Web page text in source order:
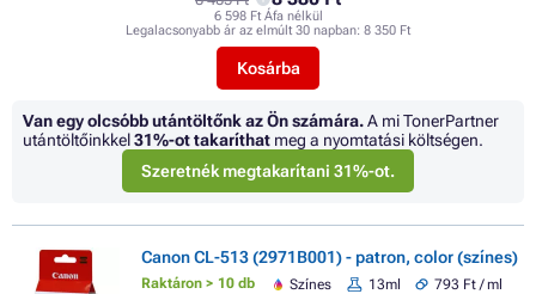
6 598 Ft Áfa nélkül
Legalacsonyabb ár az elmúlt 30 napban: 8 350 Ft
Kosárba
Van egy olcsóbb utántöltőnk az Ön számára.A mi TonerPartner
utántöltőinkkel31%-ot takaríthat meg a nyomtatási költségen.
Szeretnék megtakarítani 31%-ot.
Canon CL-513 (2971B001) - patron, color (színes)
Raktáron > 10 db Színes 13ml
793 Ft / ml